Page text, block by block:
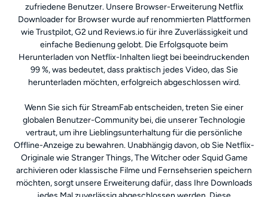
zufriedene Benutzer. Unsere Browser-Erweiterung Netflix
Downloader for Browser wurde auf renommierten Plattformen
wie Trustpilot, G2 und Reviews.io für ihre Zuverlässigkeit und
einfache Bedienung gelobt. Die Erfolgsquote beim
Herunterladen von Netflix-Inhalten liegt bei beeindruckenden
99 %, was bedeutet, dass praktisch jedes Video, das Sie
herunterladen möchten, erfolgreich abgeschlossen wird.
Wenn Sie sich für StreamFab entscheiden, treten Sie einer
globalen Benutzer-Community bei, die unserer Technologie
vertraut, um ihre Lieblingsunterhaltung für die persönliche
Offline-Anzeige zu bewahren. Unabhängig davon, ob Sie Netflix-
Originale wie Stranger Things, The Witcher oder Squid Game
archivieren oder klassische Filme und Fernsehserien speichern
möchten, sorgt unsere Erweiterung dafür, dass Ihre Downloads